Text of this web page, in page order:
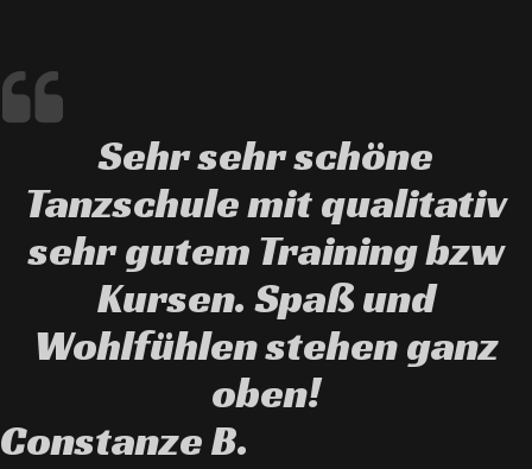
Sehr sehr schöne
Tanzschule mit qualitativ
sehr gutem Training bzw
Kursen. Spaß und
Wohlfühlen stehen ganz
oben!
Constanze B.